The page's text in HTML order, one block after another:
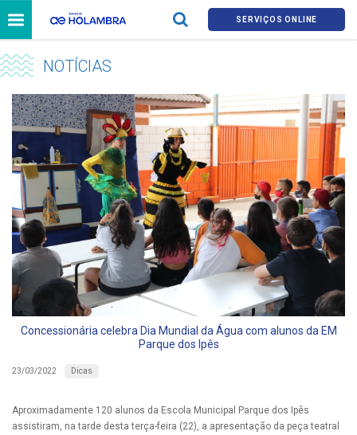
SERVIÇOS ONLINE
NOTÍCIAS
Concessionária celebra Dia Mundial da Água com alunos da EM
Parque dos Ipês
23/03/2022 Dicas
Aproximadamente 120 alunos da Escola Municipal Parque dos Ipês
assistiram, na tarde desta terça-feira (22), a apresentação da peça teatral